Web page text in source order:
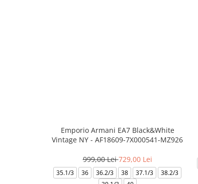
Emporio Armani EA7 Black&White
Vintage NY - AF18609-7X000541-MZ926
999,00 Lei729,00 Lei
35.1/3 36 36.2/3 38 37.1/3
38.2/3